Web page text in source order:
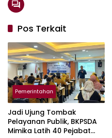
Pos Terkait
Pemerintahan
Jadi Ujung Tombak
Pelayanan Publik, BKPSDA
Mimika Latih 40 Pejabat